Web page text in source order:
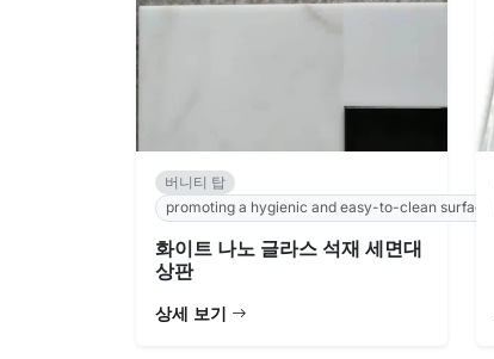
버니티 탑
promoting a hygienic and easy-to-clean surface.
화이트 나노 글라스 석재 세면대
상판
상세 보기